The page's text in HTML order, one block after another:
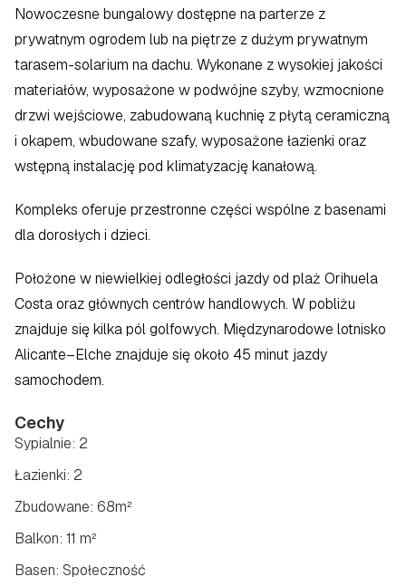
Nowoczesne bungalowy dostępne na parterze z
prywatnym ogrodem lub na piętrze z dużym prywatnym
tarasem-solarium na dachu. Wykonane z wysokiej jakości
materiałów, wyposażone w podwójne szyby, wzmocnione
drzwi wejściowe, zabudowaną kuchnię z płytą ceramiczną
i okapem, wbudowane szafy, wyposażone łazienki oraz
wstępną instalację pod klimatyzację kanałową.
Kompleks oferuje przestronne części wspólne z basenami
dla dorosłych i dzieci.
Położone w niewielkiej odległości jazdy od plaż Orihuela
Costa oraz głównych centrów handlowych. W pobliżu
znajduje się kilka pól golfowych. Międzynarodowe lotnisko
Alicante–Elche znajduje się około 45 minut jazdy
samochodem.
Cechy
Łazienki: 2
Zbudowane: 68m²
Sypialnie: 2
Balkon: 11 m²
Basen: Społeczność